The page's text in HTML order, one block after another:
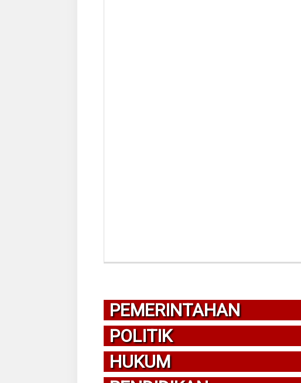
PEMERINTAHAN
POLITIK
HUKUM